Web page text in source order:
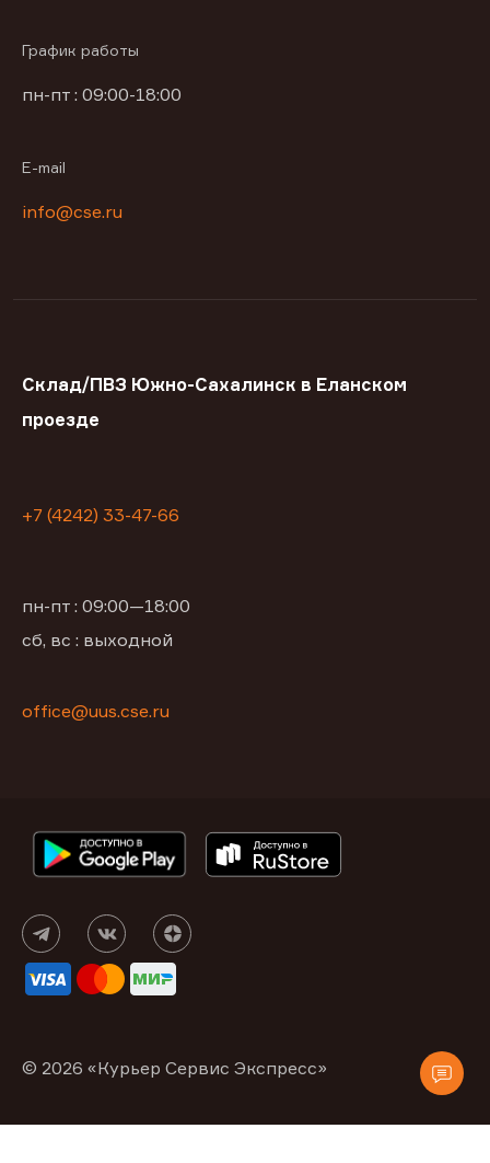
График работы
пн-пт : 09:00-18:00
E-mail
info@cse.ru
Склад/ПВЗ Южно-Сахалинск в Еланском
проезде
+7 (4242) 33-47-66
пн-пт : 09:00—18:00
сб, вс : выходной
office@uus.cse.ru
© 2026 «Курьер Сервис Экспресс»